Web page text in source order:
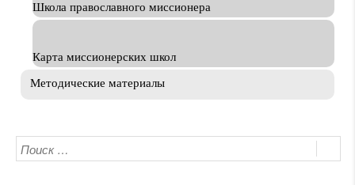
Школа православного миссионера
Карта миссионерских школ
Методические материалы